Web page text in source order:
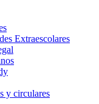
Extraescolares
y circulares